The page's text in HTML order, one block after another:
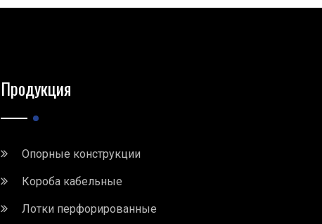
Продукция
Опорные конструкции
Короба кабельные
Лотки перфорированные